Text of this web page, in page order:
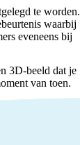
te worden.
waarbij
eveneens bij
3D-beeld dat je
van toen.